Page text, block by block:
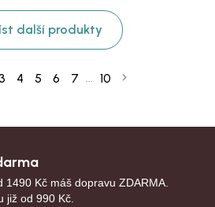
další produkty
4 5 6 7 ... 10
1490 Kč máš dopravu ZDARMA.
již od 990 Kč.